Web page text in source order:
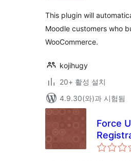
This plugin will
Moodle customers who
WooCommerce.
kojihugy
20+ 활성 설치
4.9.30(와)과 시험됨
Force